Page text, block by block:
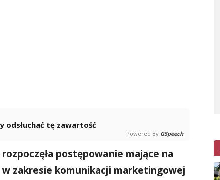
odsłuchać tę zawartość
Powered By GSpeech
postępowanie mające na
zakresie komunikacji marketingowej